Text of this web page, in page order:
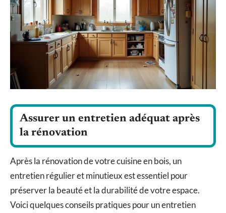
Assurer un entretien adéquat après
la rénovation
Après la rénovation de votre cuisine en bois, un
entretien régulier et minutieux est essentiel pour
préserver la beauté et la durabilité de votre espace.
Voici quelques conseils pratiques pour un entretien